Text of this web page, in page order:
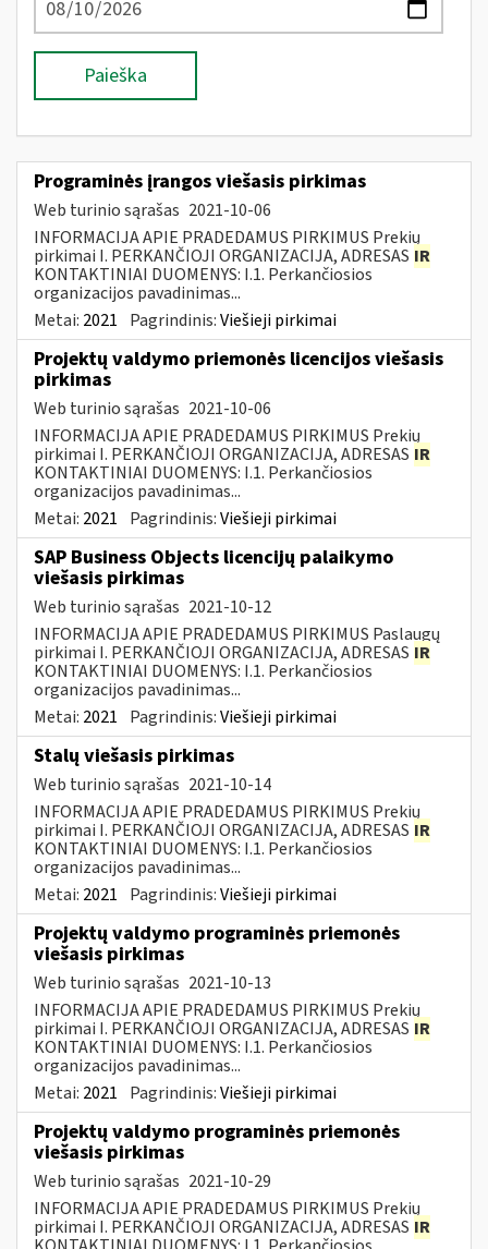
Paieška
Programinės įrangos viešasis pirkimas
Web turinio sąrašas 2021-10-06
INFORMACIJA APIE PRADEDAMUS PIRKIMUS Prekių
pirkimai I. PERKANČIOJI ORGANIZACIJA, ADRESAS IR
KONTAKTINIAI DUOMENYS: I.1. Perkančiosios
organizacijos pavadinimas...
Metai: 2021 Pagrindinis:Viešieji pirkimai
Projektų valdymo priemonės licencijos viešasis
pirkimas
Web turinio sąrašas 2021-10-06
INFORMACIJA APIE PRADEDAMUS PIRKIMUS Prekių
pirkimai I. PERKANČIOJI ORGANIZACIJA, ADRESAS IR
KONTAKTINIAI DUOMENYS: I.1. Perkančiosios
organizacijos pavadinimas...
Metai: 2021 Pagrindinis:Viešieji pirkimai
SAP Business Objects licencijų palaikymo
viešasis pirkimas
Web turinio sąrašas 2021-10-12
INFORMACIJA APIE PRADEDAMUS PIRKIMUS Paslaugų
pirkimai I. PERKANČIOJI ORGANIZACIJA, ADRESAS IR
KONTAKTINIAI DUOMENYS: I.1. Perkančiosios
organizacijos pavadinimas...
Metai: 2021 Pagrindinis:Viešieji pirkimai
Stalų viešasis pirkimas
Web turinio sąrašas 2021-10-14
INFORMACIJA APIE PRADEDAMUS PIRKIMUS Prekių
pirkimai I. PERKANČIOJI ORGANIZACIJA, ADRESAS IR
KONTAKTINIAI DUOMENYS: I.1. Perkančiosios
organizacijos pavadinimas...
Metai: 2021 Pagrindinis:Viešieji pirkimai
Projektų valdymo programinės priemonės
viešasis pirkimas
Web turinio sąrašas 2021-10-13
INFORMACIJA APIE PRADEDAMUS PIRKIMUS Prekių
pirkimai I. PERKANČIOJI ORGANIZACIJA, ADRESAS IR
KONTAKTINIAI DUOMENYS: I.1. Perkančiosios
organizacijos pavadinimas...
Metai: 2021 Pagrindinis:Viešieji pirkimai
Projektų valdymo programinės priemonės
viešasis pirkimas
Web turinio sąrašas 2021-10-29
INFORMACIJA APIE PRADEDAMUS PIRKIMUS Prekių
pirkimai I. PERKANČIOJI ORGANIZACIJA, ADRESAS IR